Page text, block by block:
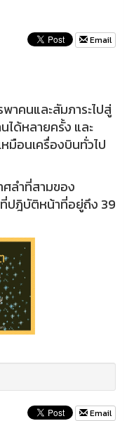
Email
คนและสัมภาระไปสู่
ได้หลายครั้ง และ
มือนเครื่องบินทั่วไป
ลำที่สามของ
ที่ปฎิบัติหน้าที่อยู่ถึง 39
Email